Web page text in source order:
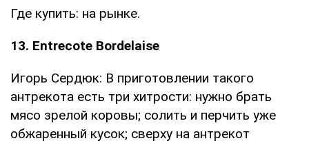
Где купить: на рынке.
13. Entrecote Bordelaise
Игорь Сердюк: В приготовлении такого
антрекота есть три хитрости: нужно брать
мясо зрелой коровы; солить и перчить уже
обжаренный кусок; сверху на антрекот